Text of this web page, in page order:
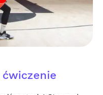
ćwiczenie